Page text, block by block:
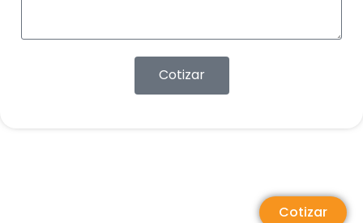
Cotizar
Cotizar